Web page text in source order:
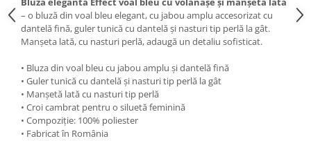
– o bluză din voal bleu elegant, cu jabou amplu accesorizat cu
dantelă fină, guler tunică cu dantelă și nasturi tip perlă la gât.
Manșeta lată, cu nasturi perlă, adaugă un detaliu sofisticat.
• Bluza din voal bleu cu jabou amplu și dantelă fină
• Guler tunică cu dantelă și nasturi tip perlă la gât
• Manșetă lată cu nasturi tip perlă
• Croi cambrat pentru o siluetă feminină
• Compoziție: 100% poliester
• Fabricat în România